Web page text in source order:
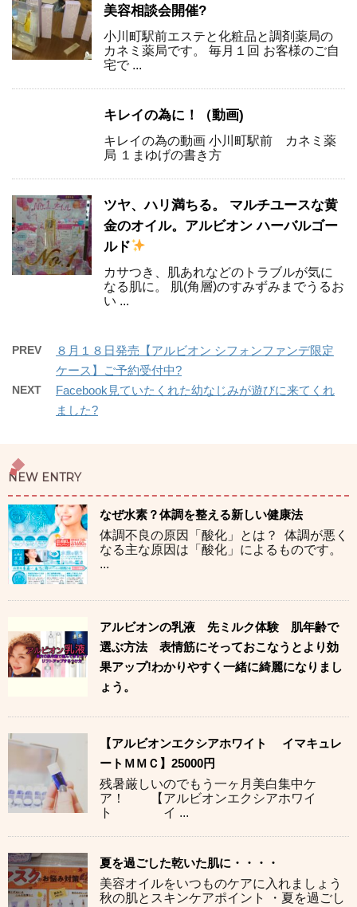
美容相談会開催?
小川町駅前エステと化粧品と調剤薬局の
カネミ薬局です。 毎月１回 お客様のご自
宅で ...
キレイの為に！（動画)
キレイの為の動画 小川町駅前 カネミ薬
局 １まゆげの書き方
ツヤ、ハリ満ちる。 マルチユースな黄
金のオイル。アルビオン ハーバルゴー
ルド
カサつき、肌あれなどのトラブルが気に
なる肌に。 肌(角層)のすみずみまでうるお
い ...
PREV
８月１８日発売【アルビオン シフォンファンデ限定
ケース】ご予約受付中?
NEXT
Facebook見ていたくれた幼なじみが遊びに来てくれ
ました?
NEW ENTRY
なぜ水素？体調を整える新しい健康法
体調不良の原因「酸化」とは？ 体調が悪く
なる主な原因は「酸化」によるものです。
...
アルビオンの乳液 先ミルク体験 肌年齢で
選ぶ方法 表情筋にそっておこなうとより効
果アップ!わかりやすく一緒に綺麗になりまし
ょう。
【アルビオンエクシアホワイト イマキュレ
ートＭＭＣ】25000円
残暑厳しいのでもう一ヶ月美白集中ケ
ア！ 【アルビオンエクシアホワイ
ト イ ...
夏を過ごした乾いた肌に・・・・
美容オイルをいつものケアに入れましょう
秋の肌とスキンケアポイント ・夏を過ごし